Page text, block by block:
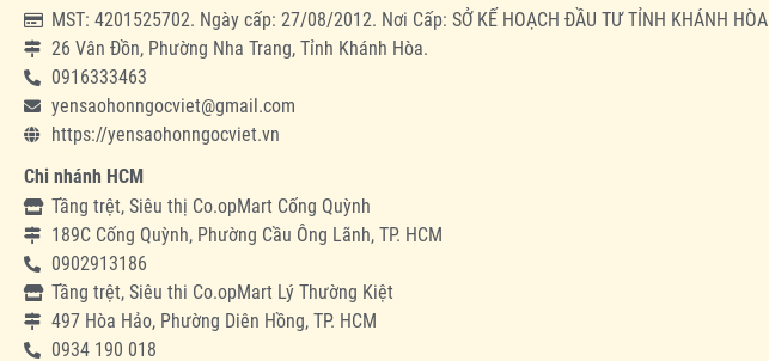
MST: 4201525702. Ngày cấp: 27/08/2012. Nơi Cấp: SỞ KẾ HOẠCH ĐẦU TƯ TỈNH KHÁNH HÒA
26 Vân Đồn, Phường Nha Trang, Tỉnh Khánh Hòa.
0916333463
yensaohonngocviet@gmail.com
https://yensaohonngocviet.vn
Chi nhánh HCM
Tầng trệt, Siêu thị Co.opMart Cống Quỳnh
189C Cống Quỳnh, Phường Cầu Ông Lãnh, TP. HCM
0902913186
Tầng trệt, Siêu thi Co.opMart Lý Thường Kiệt
497 Hòa Hảo, Phường Diên Hồng, TP. HCM
0934 190 018